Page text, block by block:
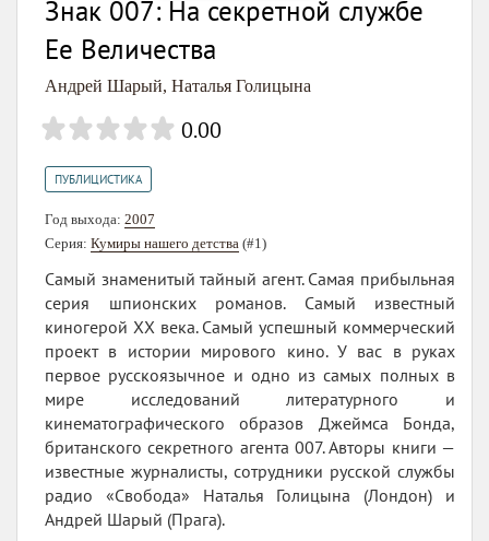
Знак 007: На секретной службе
Ее Величества
Андрей Шарый, Наталья Голицына
0.00
ПУБЛИЦИСТИКА
Год выхода: 2007
Серия: Кумиры нашего детства (#1)
Самый знаменитый тайный агент. Самая прибыльная
серия шпионских романов. Самый известный
киногерой XX века. Самый успешный коммерческий
проект в истории мирового кино. У вас в руках
первое русскоязычное и одно из самых полных в
мире исследований литературного и
кинематографического образов Джеймса Бонда,
британского секретного агента 007. Авторы книги —
известные журналисты, сотрудники русской службы
радио «Свобода» Наталья Голицына (Лондон) и
Андрей Шарый (Прага).